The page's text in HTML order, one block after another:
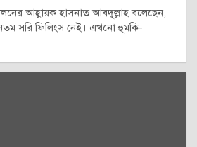
আহ্বায়ক হাসনাত আবদুল্লাহ বলেছেন,
সরি ফিলিংস নেই। এখনো হুমকি-